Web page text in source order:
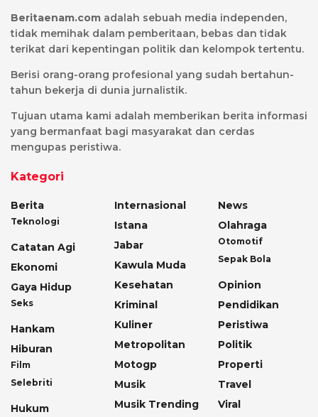
Beritaenam.com adalah sebuah media independen,
tidak memihak dalam pemberitaan, bebas dan tidak
terikat dari kepentingan politik dan kelompok tertentu.
Berisi orang-orang profesional yang sudah bertahun-
tahun bekerja di dunia jurnalistik.
Tujuan utama kami adalah memberikan berita informasi
yang bermanfaat bagi masyarakat dan cerdas
mengupas peristiwa.
Kategori
Berita
Teknologi
Catatan Agi
Ekonomi
Gaya Hidup
Seks
Hankam
Hiburan
Film
Selebriti
Hukum
Internasional
Istana
Jabar
Kawula Muda
Kesehatan
Kriminal
Kuliner
Metropolitan
Motogp
Musik
Musik Trending
News
Olahraga
Otomotif
Sepak Bola
Opinion
Pendidikan
Peristiwa
Politik
Properti
Travel
Viral